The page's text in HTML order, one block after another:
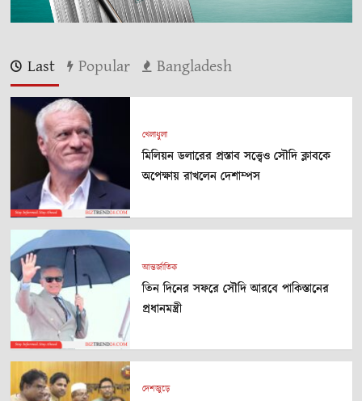
Last Popular Bangladesh
খেলাধুলা
মিলিয়ন ডলারের প্রস্তাব সত্ত্বেও সৌদি ক্লাবকে
অপেক্ষায় রাখলেন দেশাম্পস
আন্তর্জাতিক
তিন দিনের সফরে সৌদি আরবে পাকিস্তানের
প্রধানমন্ত্রী
দেশজুড়ে